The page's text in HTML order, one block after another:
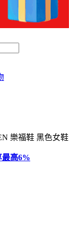
樂福鞋 黑色女鞋
最高6%